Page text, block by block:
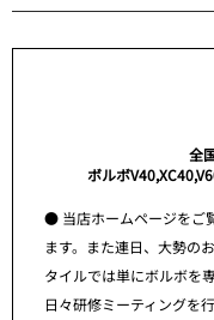
全
ボルボ
● 当店ホームページをご
ます。また連日、大勢の
タイルでは単にボルボを
日々研修ミーティングを